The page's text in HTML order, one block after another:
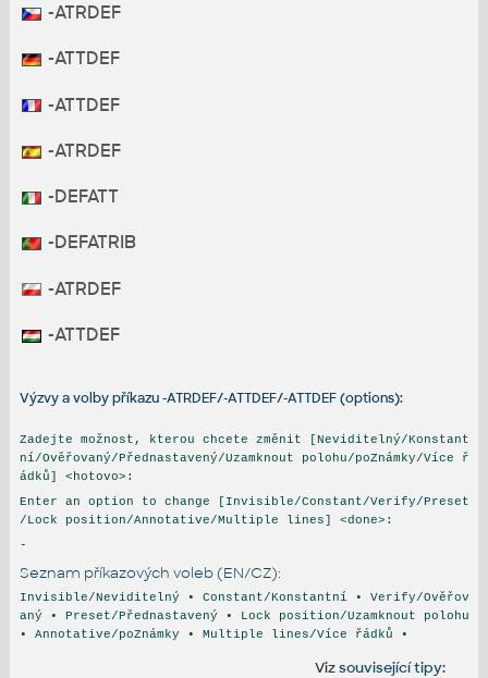
-ATRDEF
-ATTDEF
-ATTDEF
-ATRDEF
-DEFATT
-DEFATRIB
-ATRDEF
-ATTDEF
Výzvy a volby příkazu -ATRDEF/-ATTDEF/-ATTDEF (options):
Zadejte možnost, kterou chcete změnit [Neviditelný/Konstant
ní/Ověřovaný/Přednastavený/Uzamknout polohu/poZnámky/Více ř
ádků] <hotovo>:
Enter an option to change [Invisible/Constant/Verify/Preset
/Lock position/Annotative/Multiple lines] <done>:
-
Seznam příkazových voleb (EN/CZ):
Invisible/Neviditelný • Constant/Konstantní • Verify/Ověřov
aný • Preset/Přednastavený • Lock position/Uzamknout polohu
• Annotative/poZnámky • Multiple lines/Více řádků •
Vizsouvisející tipy: